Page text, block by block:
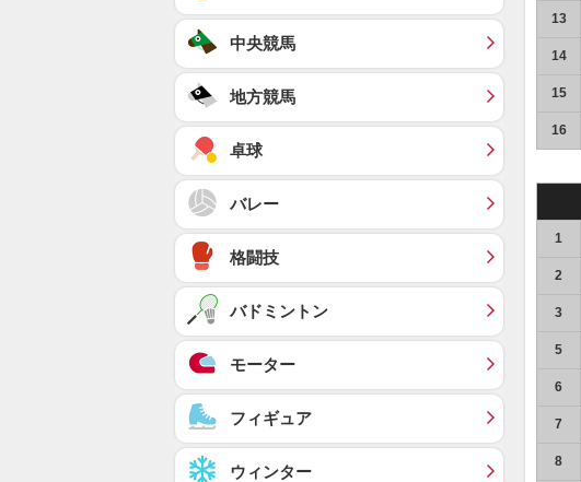
13
14
15
16
1
2
3
5
6
7
8
中央競馬
地方競馬
卓球
バレー
格闘技
バドミントン
モーター
フィギュア
ウィンター